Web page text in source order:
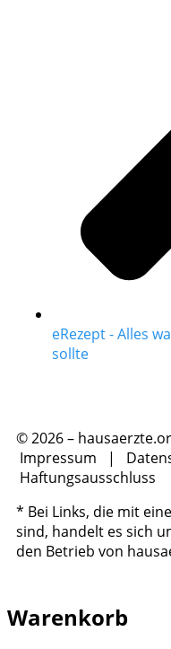
eRezept - Alles
sollte
© 2026 –
Impressum |
Haftungsausschluss
* Bei Links, die mit
sind, handelt es sich
den Betrieb von
Warenkorb